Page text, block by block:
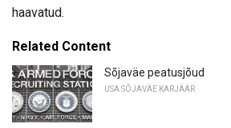
haavatud.
Related Content
Sõjaväe peatusjõud
USA SÕJAVÄE KARJÄÄR